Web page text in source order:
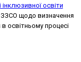
освіти
ЗЗСО щодо визначення
в освітньому процесі